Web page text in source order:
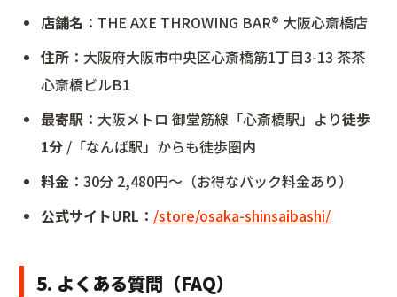
店舗名 ：THE AXE THROWING BAR®︎ 大阪心斎橋店
住所 ：大阪府大阪市中央区心斎橋筋1丁目3-13 茶茶
心斎橋ビルB1
最寄駅 ：大阪メトロ 御堂筋線「心斎橋駅」より徒歩
1分 /「なんば駅」からも徒歩圏内
料金 ：30分 2,480円〜（お得なパック料金あり）
公式サイトURL ： /store/osaka-shinsaibashi/
5. よくある質問（FAQ）